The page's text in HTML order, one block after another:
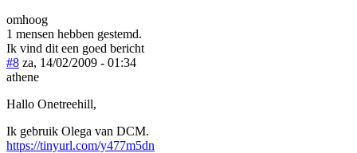
omhoog
1 mensen hebben gestemd.
Ik vind dit een goed bericht
#8 za, 14/02/2009 - 01:34
athene
Hallo Onetreehill,
Ik gebruik Olega van DCM.
https://tinyurl.com/y477m5dn